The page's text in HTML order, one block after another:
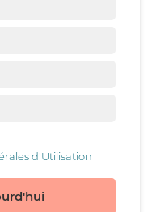
d'Utilisation